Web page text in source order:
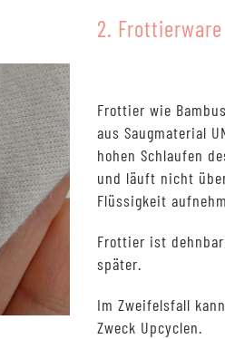
2. Frottierware
Frottier wie
aus Saugmaterial
hohen Schlaufen
und läuft nicht
Flüssigkeit
Frottier ist
später.
Im Zweifelsfall
Zweck Upcyclen.